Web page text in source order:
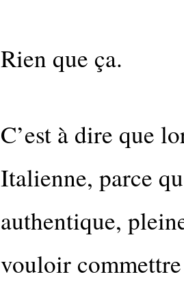
Rien que ça.
C’est à dire que
Italienne, parce
authentique,
vouloir